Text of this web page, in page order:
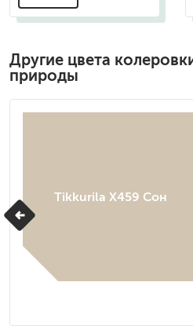
Другие цвета
природы
Tikkurila X459 Сон